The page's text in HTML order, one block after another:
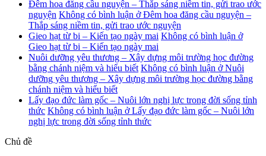
Đêm hoa đăng cầu nguyện – Thắp sáng niềm tin, gửi trao ước
nguyện Không có bình luận ở Đêm hoa đăng cầu nguyện –
Thắp sáng niềm tin, gửi trao ước nguyện
Gieo hạt từ bi – Kiến tạo ngày mai Không có bình luận ở
Gieo hạt từ bi – Kiến tạo ngày mai
Nuôi dưỡng yêu thương – Xây dựng môi trường học đường
bằng chánh niệm và hiểu biết Không có bình luận ở Nuôi
dưỡng yêu thương – Xây dựng môi trường học đường bằng
chánh niệm và hiểu biết
Lấy đạo đức làm gốc – Nuôi lớn nghị lực trong đời sống tỉnh
thức Không có bình luận ở Lấy đạo đức làm gốc – Nuôi lớn
nghị lực trong đời sống tỉnh thức
Chủ đề